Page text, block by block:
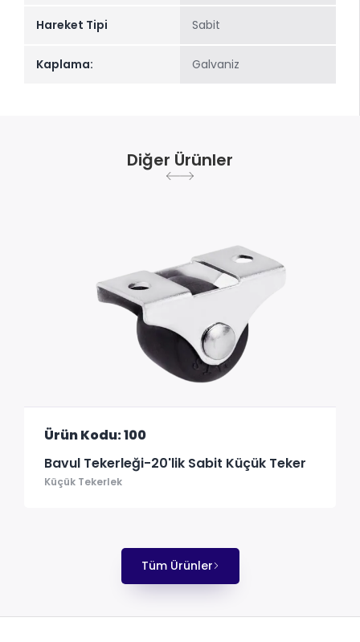
Hareket Tipi Sabit
Kaplama: Galvaniz
Diğer Ürünler
Ürün Kodu: 100
Bavul Tekerleği-20'lik Sabit Küçük Teker
Küçük Tekerlek
Tüm Ürünler